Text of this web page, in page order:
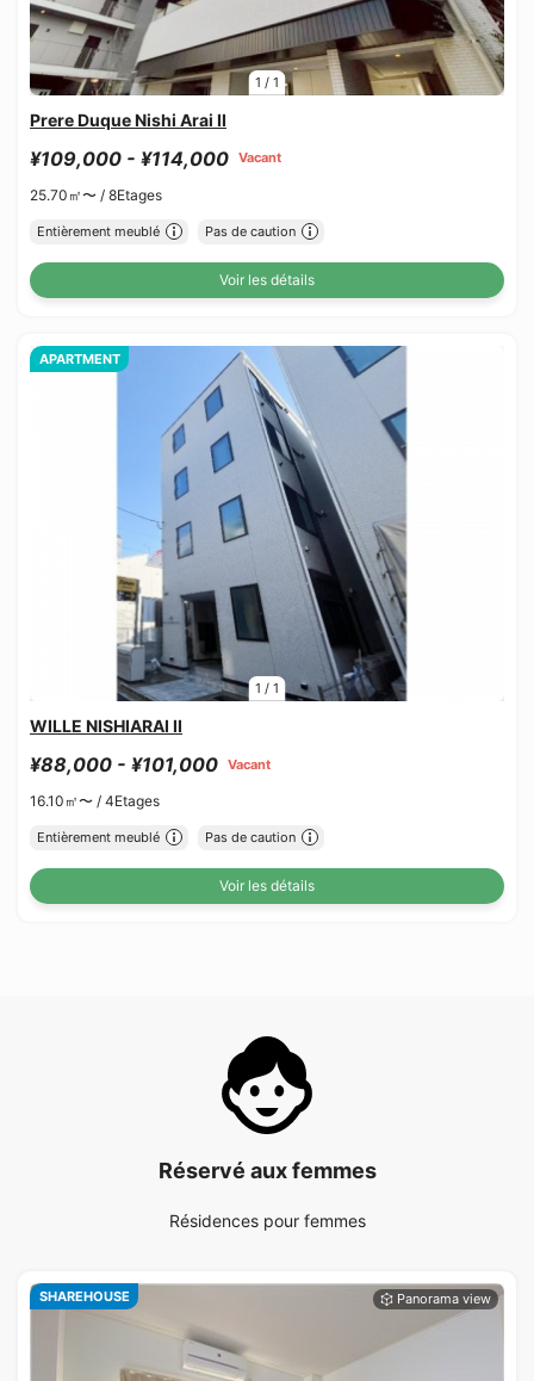
1 / 1
Prere Duque Nishi Arai II
¥109,000 - ¥114,000 Vacant
25.70㎡〜 / 8Etages
Entièrement meublé Pas de caution
Voir les détails
1 / 1
APARTMENT
WILLE NISHIARAI II
¥88,000 - ¥101,000 Vacant
16.10㎡〜 / 4Etages
Entièrement meublé Pas de caution
Voir les détails
Réservé aux femmes
Résidences pour femmes
SHAREHOUSE